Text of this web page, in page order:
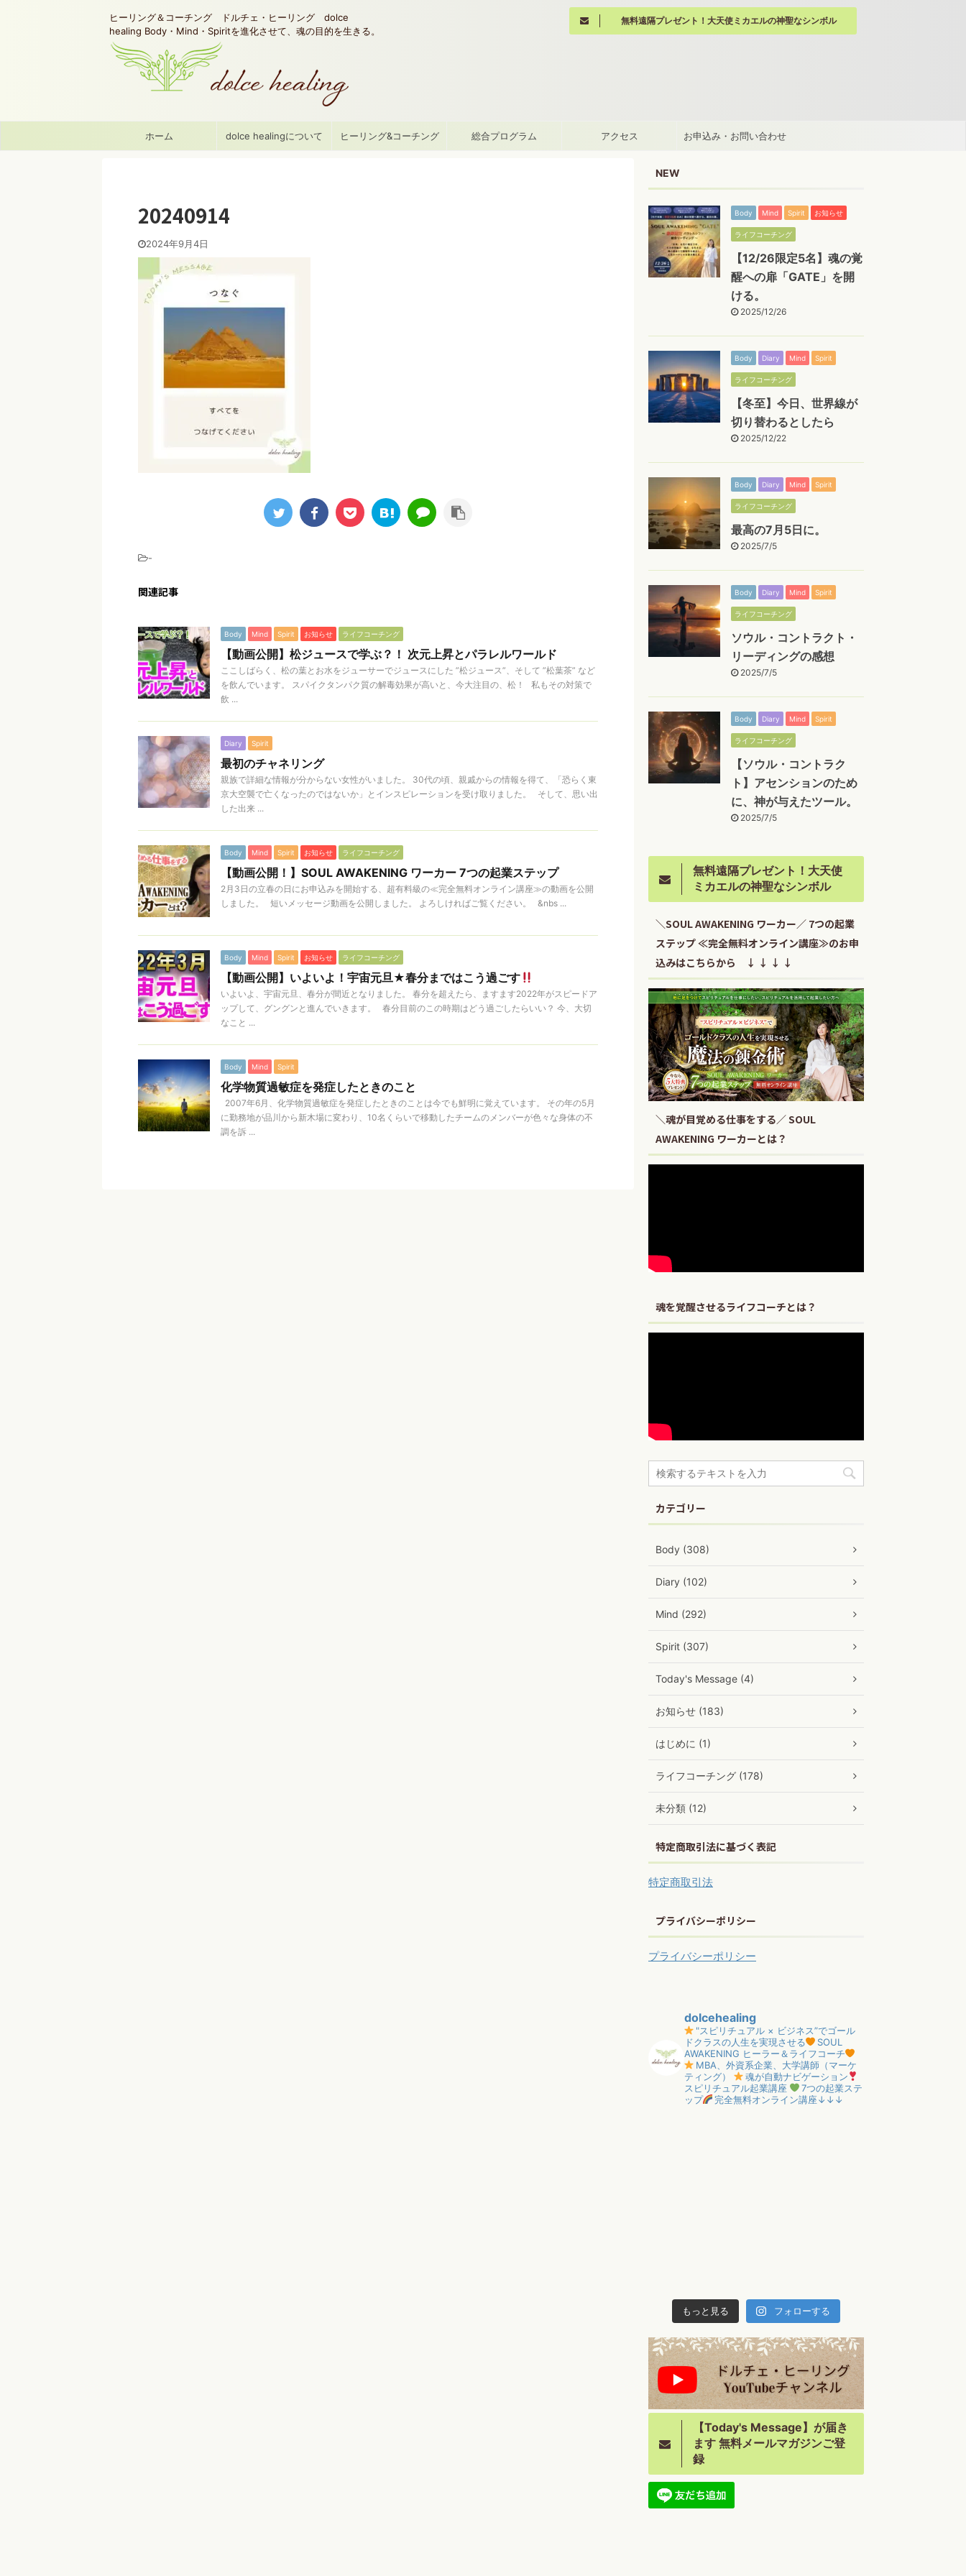
ヒーリング＆コーチング ドルチェ・ヒーリング dolce
healing Body・Mind・Spiritを進化させて、魂の目的を生きる。
無料遠隔プレゼント！大天使ミカエルの神聖なシンボル
ホーム dolce healingについて ヒーリング&コーチング 総合プログラム アクセス お申込み・お問い合わせ
20240914
2024年9月4日
-
関連記事
Body Mind Spirit お知らせ ライフコーチング
【動画公開】松ジュースで学ぶ？！ 次元上昇とパラレルワールド
ここしばらく、松の葉とお水をジューサーでジュースにした ”松ジュース”、そして ”松葉茶” など
を飲んでいます。 スパイクタンパク質の解毒効果が高いと、今大注目の、松！ 私もその対策で
飲 ...
Diary Spirit
最初のチャネリング
親族で詳細な情報が分からない女性がいました。 30代の頃、親戚からの情報を得て、「恐らく東
京大空襲で亡くなったのではないか」とインスピレーションを受け取りました。 そして、思い出
した出来 ...
Body Mind Spirit お知らせ ライフコーチング
【動画公開！】SOUL AWAKENING ワーカー 7つの起業ステップ
2月3日の立春の日にお申込みを開始する、超有料級の≪完全無料オンライン講座≫の動画を公開
しました。 短いメッセージ動画を公開しました。 よろしければご覧ください。 &nbs ...
Body Mind Spirit お知らせ ライフコーチング
【動画公開】いよいよ！宇宙元旦★春分まではこう過ごす
いよいよ、宇宙元旦、春分が間近となりました。 春分を超えたら、ますます2022年がスピードア
ップして、グングンと進んでいきます。 春分目前のこの時期はどう過ごしたらいい？ 今、大切
なこと ...
Body Mind Spirit
化学物質過敏症を発症したときのこと
2007年6月、化学物質過敏症を発症したときのことは今でも鮮明に覚えています。 その年の5月
に勤務地が品川から新木場に変わり、10名くらいで移動したチームのメンバーが色々な身体の不
調を訴 ...
NEW
Body Mind Spirit お知らせ
ライフコーチング
【12/26限定5名】魂の覚
醒への扉「GATE」を開
ける。
2025/12/26
Body Diary Mind Spirit
ライフコーチング
【冬至】今日、世界線が
切り替わるとしたら
2025/12/22
Body Diary Mind Spirit
ライフコーチング
最高の7月5日に。
2025/7/5
Body Diary Mind Spirit
ライフコーチング
ソウル・コントラクト・
リーディングの感想
2025/7/5
Body Diary Mind Spirit
ライフコーチング
【ソウル・コントラク
ト】アセンションのため
に、神が与えたツール。
2025/7/5
無料遠隔プレゼント！大天使
ミカエルの神聖なシンボル
＼SOUL AWAKENING ワーカー／ 7つの起業
ステップ ≪完全無料オンライン講座≫のお申
込みはこちらから ↓ ↓ ↓ ↓
＼魂が目覚める仕事をする／ SOUL
AWAKENING ワーカーとは？
魂を覚醒させるライフコーチとは？
カテゴリー
Body (308)
Diary (102)
Mind (292)
Spirit (307)
Today's Message (4)
お知らせ (183)
はじめに (1)
ライフコーチング (178)
未分類 (12)
特定商取引法に基づく表記
特定商取引法
プライバシーポリシー
プライバシーポリシー
dolcehealing
"スピリチュアル × ビジネス”でゴール
ドクラスの人生を実現させる
SOUL
AWAKENING ヒーラー＆ライフコーチ
MBA、外資系企業、大学講師（マーケ
ティング）
魂が自動ナビゲーション
スピリチュアル起業講座
7つの起業ステ
ップ
完全無料オンライン講座↓↓↓
もっと見る フォローする
【Today's Message】が届き
ます 無料メールマガジンご登
録